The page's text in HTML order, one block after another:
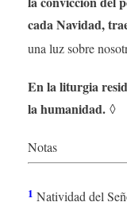
cada Navidad,
una luz sobre
En la liturgia
la humanidad.◊
Notas
1 Natividad del